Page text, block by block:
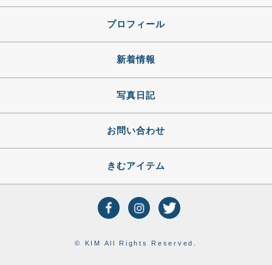
プロフィール
新着情報
写真日記
お問い合わせ
きむアイテム
© KIM All Rights Reserved.